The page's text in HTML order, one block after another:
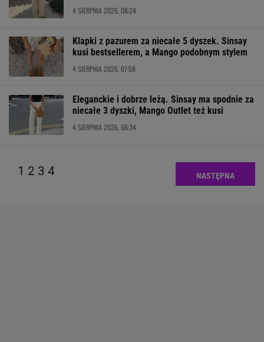
4 SIERPNIA 2026, 08:24
Klapki z pazurem za niecałe 5 dyszek. Sinsay
kusi bestsellerem, a Mango podobnym stylem
4 SIERPNIA 2026, 07:58
Eleganckie i dobrze leżą. Sinsay ma spodnie za
niecałe 3 dyszki, Mango Outlet też kusi
4 SIERPNIA 2026, 06:34
1 2 3 4 NASTĘPNA